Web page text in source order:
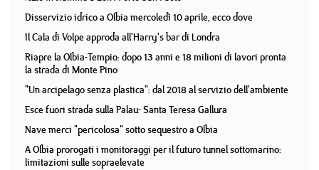
Disservizio idrico a Olbia mercoledì 10 aprile, ecco dove
Il Cala di Volpe approda all'Harry's bar di Londra
Riapre la Olbia-Tempio: dopo 13 anni e 18 milioni di lavori pronta
la strada di Monte Pino
"Un arcipelago senza plastica": dal 2018 al servizio dell'ambiente
Esce fuori strada sulla Palau- Santa Teresa Gallura
Nave merci "pericolosa" sotto sequestro a Olbia
A Olbia prorogati i monitoraggi per il futuro tunnel sottomarino:
limitazioni sulle sopraelevate